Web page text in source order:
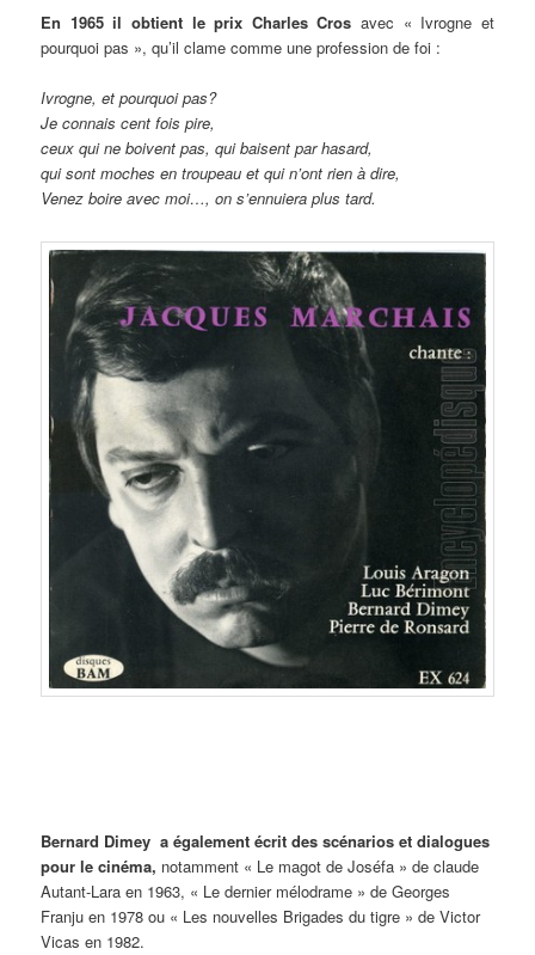
En 1965 il obtient le prix Charles Cros avec « Ivrogne et
pourquoi pas », qu’il clame comme une profession de foi :
Ivrogne, et pourquoi pas?
Je connais cent fois pire,
ceux qui ne boivent pas, qui baisent par hasard,
qui sont moches en troupeau et qui n’ont rien à dire,
Venez boire avec moi…, on s’ennuiera plus tard.
Bernard Dimey a également écrit des scénarios et dialogues
pour le cinéma, notamment « Le magot de Joséfa » de claude
Autant-Lara en 1963, « Le dernier mélodrame » de Georges
Franju en 1978 ou « Les nouvelles Brigades du tigre » de Victor
Vicas en 1982.